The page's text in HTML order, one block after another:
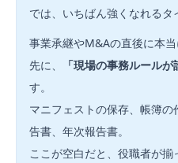
では、いちばん強くなれるタ
事業承継やM&Aの直後に本
先に、
「現場の事務ルールが
す。
マニフェストの保存、帳簿
告書、年次報告書。
ここが空白だと、役職者が